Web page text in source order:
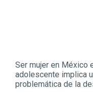
Ser mujer en México
adolescente implica
problemática de la